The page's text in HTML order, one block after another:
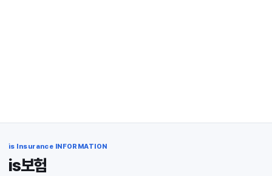
is Insurance INFORMATION
is보험